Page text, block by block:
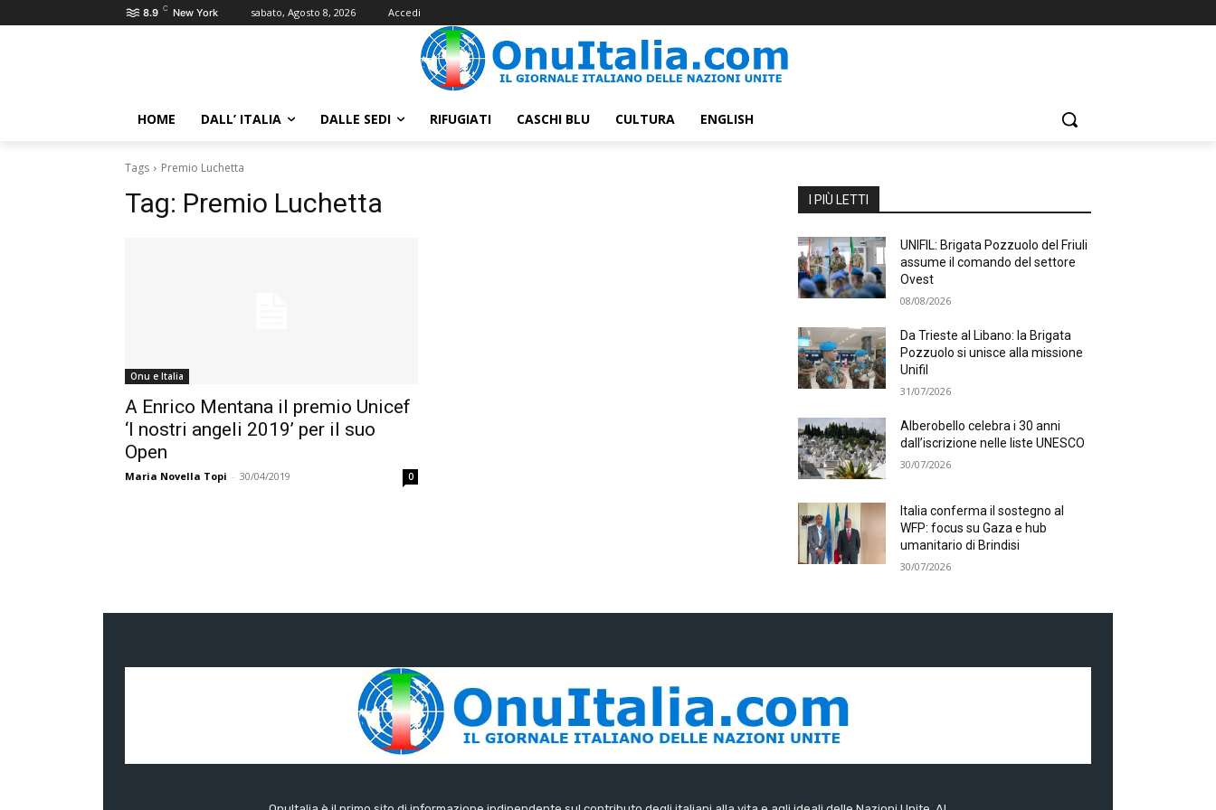
8.9 C New York sabato, Agosto 8, 2026 Accedi
HOME DALL’ ITALIA DALLE SEDI RIFUGIATI CASCHI BLU CULTURA ENGLISH
Tags Premio Luchetta
Tag: Premio Luchetta
Onu e Italia
A Enrico Mentana il premio Unicef
‘I nostri angeli 2019’ per il suo
Open
Maria Novella Topi - 30/04/2019 0
I PIÙ LETTI
UNIFIL: Brigata Pozzuolo del Friuli
assume il comando del settore
Ovest
08/08/2026
Da Trieste al Libano: la Brigata
Pozzuolo si unisce alla missione
Unifil
31/07/2026
Alberobello celebra i 30 anni
dall’iscrizione nelle liste UNESCO
30/07/2026
Italia conferma il sostegno al
WFP: focus su Gaza e hub
umanitario di Brindisi
30/07/2026